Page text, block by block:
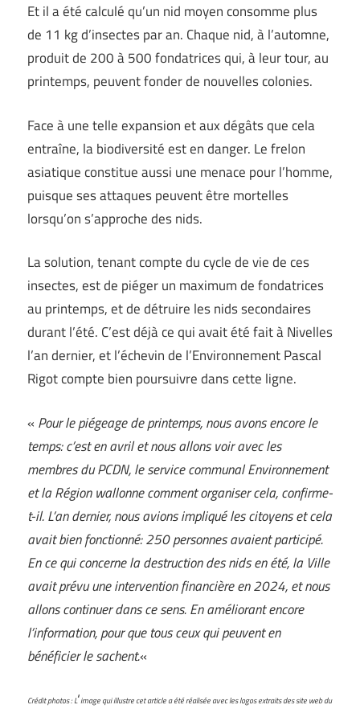
Et il a été calculé qu’un nid moyen consomme plus
de 11 kg d’insectes par an. Chaque nid, à l’automne,
produit de 200 à 500 fondatrices qui, à leur tour, au
printemps, peuvent fonder de nouvelles colonies.
Face à une telle expansion et aux dégâts que cela
entraîne, la biodiversité est en danger. Le frelon
asiatique constitue aussi une menace pour l’homme,
puisque ses attaques peuvent être mortelles
lorsqu’on s’approche des nids.
La solution, tenant compte du cycle de vie de ces
insectes, est de piéger un maximum de fondatrices
au printemps, et de détruire les nids secondaires
durant l’été. C’est déjà ce qui avait été fait à Nivelles
l’an dernier, et l’échevin de l’Environnement Pascal
Rigot compte bien poursuivre dans cette ligne.
« Pour le piégeage de printemps, nous avons encore le
temps: c’est en avril et nous allons voir avec les
membres du PCDN, le service communal Environnement
et la Région wallonne comment organiser cela, confirme-
t-il. L’an dernier, nous avions impliqué les citoyens et cela
avait bien fonctionné: 250 personnes avaient participé.
En ce qui concerne la destruction des nids en été, la Ville
avait prévu une intervention financière en 2024, et nous
allons continuer dans ce sens. En améliorant encore
l’information, pour que tous ceux qui peuvent en
bénéficier le sachent.«
Crédit photos : L‘image qui illustre cet article a été réalisée avec les logos extraits des site web du